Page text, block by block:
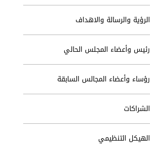
الرؤية والرسالة والاهداف
رئيس وأعضاء المجلس الحالي
رؤساء وأعضاء المجالس السابقة
الشراكات
الهيكل التنظيمي